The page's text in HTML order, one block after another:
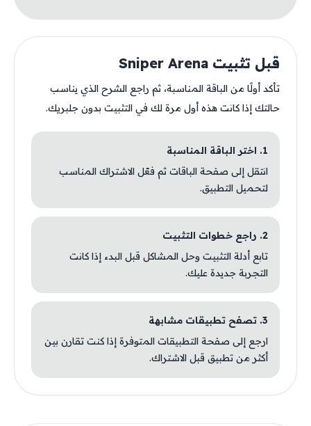
قبل تثبيت Sniper Arena
تأكد أولًا من الباقة المناسبة، ثم راجع الشرح الذي يناسب
حالتك إذا كانت هذه أول مرة لك في التثبيت بدون جلبريك.
1. اختر الباقة المناسبة
انتقل إلى صفحة الباقات ثم فعّل الاشتراك المناسب
لتحميل التطبيق.
2. راجع خطوات التثبيت
تابع أدلة التثبيت وحل المشاكل قبل البدء إذا كانت
التجربة جديدة عليك.
3. تصفح تطبيقات مشابهة
ارجع إلى صفحة التطبيقات المتوفرة إذا كنت تقارن بين
أكثر من تطبيق قبل الاشتراك.